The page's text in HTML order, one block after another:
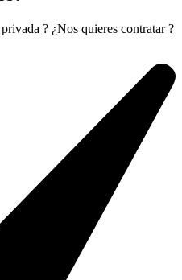
? ¿Nos quieres contratar ?